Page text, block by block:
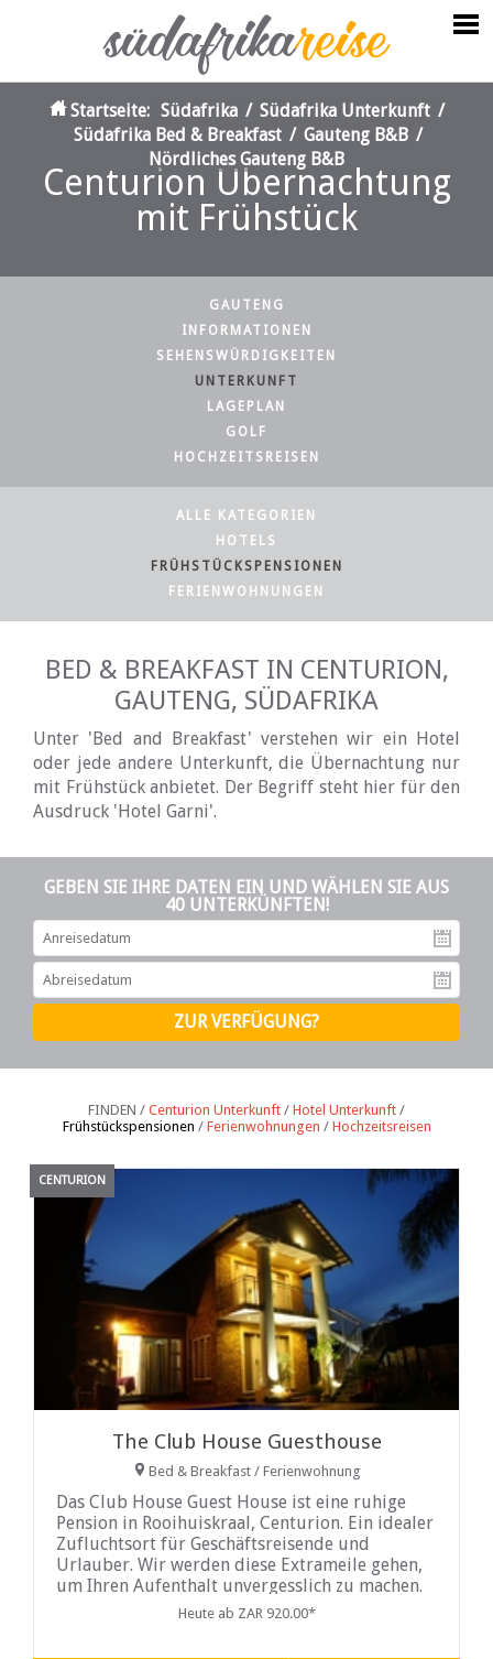
Centurion Übernachtung
mit Frühstück
Startseite: Südafrika / Südafrika Unterkunft /
Südafrika Bed & Breakfast / Gauteng B&B /
Nördliches Gauteng B&B
GAUTENG
INFORMATIONEN
SEHENSWÜRDIGKEITEN
UNTERKUNFT
LAGEPLAN
GOLF
HOCHZEITSREISEN
ALLE KATEGORIEN
HOTELS
FRÜHSTÜCKSPENSIONEN
FERIENWOHNUNGEN
BED & BREAKFAST IN CENTURION,
GAUTENG, SÜDAFRIKA
Unter 'Bed and Breakfast' verstehen wir ein Hotel
oder jede andere Unterkunft, die Übernachtung nur
mit Frühstück anbietet. Der Begriff steht hier für den
Ausdruck 'Hotel Garni'.
GEBEN SIE IHRE DATEN EIN UND WÄHLEN SIE AUS
40 UNTERKÜNFTEN!
FINDEN / Centurion Unterkunft / Hotel Unterkunft /
Frühstückspensionen / Ferienwohnungen / Hochzeitsreisen
CENTURION
The Club House Guesthouse
Bed & Breakfast / Ferienwohnung
Das Club House Guest House ist eine ruhige
Pension in Rooihuiskraal, Centurion. Ein idealer
Zufluchtsort für Geschäftsreisende und
Urlauber. Wir werden diese Extrameile gehen,
um Ihren Aufenthalt unvergesslich zu machen.
Alle Zimmer sind wunderschön und
Heute ab ZAR 920.00*